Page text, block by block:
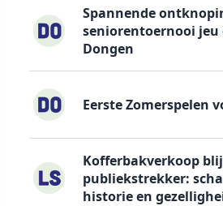
Spannende
seniorentoernooi jeu
Dongen
Eerste Zomerspelen
Kofferbakverkoop
publiekstrekker:
historie en